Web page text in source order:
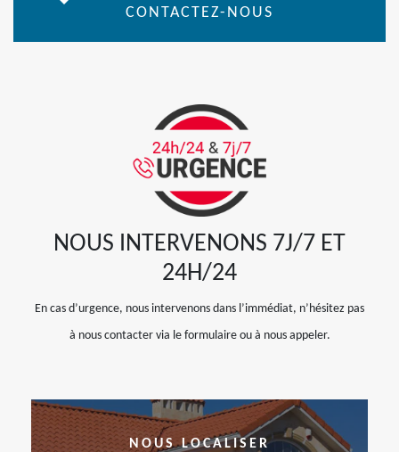
CONTACTEZ-NOUS
NOUS INTERVENONS 7J/7 ET
24H/24
En cas d’urgence, nous intervenons dans l’immédiat, n’hésitez pas
à nous contacter via le formulaire ou à nous appeler.
NOUS LOCALISER